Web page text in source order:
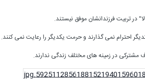
در تربیت فرزندانشان موفق نیستند.
احترام نمی گذارند و حرمت یکدیگر را رعایت نمی کنند.
مشترکی در زمینه های مختلف زندگی ندارند.